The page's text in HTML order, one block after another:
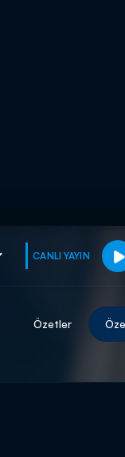
CANLI YAYIN
muhteşem ikili
Özetler